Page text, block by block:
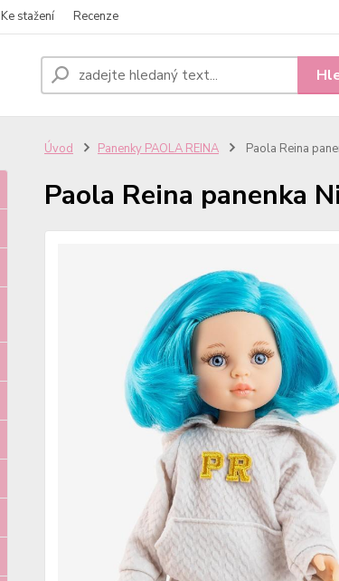
Ke stažení Recenze
Úvod Panenky PAOLA REINA Paola Reina
Paola Reina panenka